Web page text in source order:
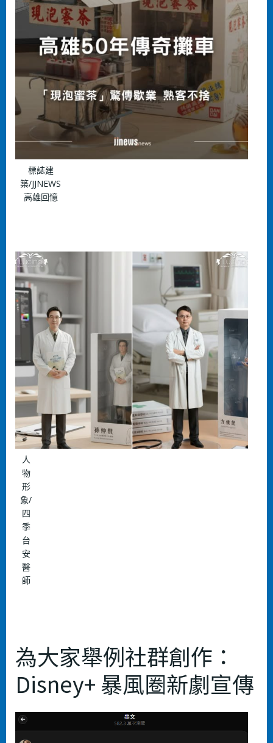
標誌建
築/JJNEWS
⾼雄回憶
⼈
物
形
象/
四
季
台
安
醫
師
為大家舉例社群創作：
Disney+ 暴⾵圈新劇宣傳